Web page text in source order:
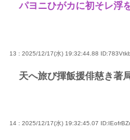
パヨニひがカに初そレ浮
13 : 2025/12/17(水) 19:32:44.88
天へ旅び揮飯援俳慈き著
14 : 2025/12/17(水) 19:32:45.07